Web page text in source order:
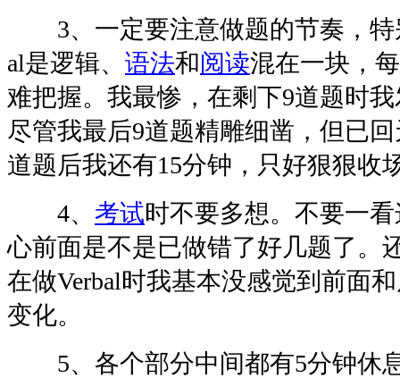
3、一定要注意做题的节奏，特
al是逻辑、 语法和阅读混在一块，
难把握。我最惨，在剩下9道题时
尽管我最后9道题精雕细凿，但已
道题后我还有15分钟，只好狠狠收
4、 考试时不要多想。不要一
心前面是不是已做错了好几题了。
在做Verbal时我基本没感觉到前面
变化。
5、各个部分中间都有5分钟休